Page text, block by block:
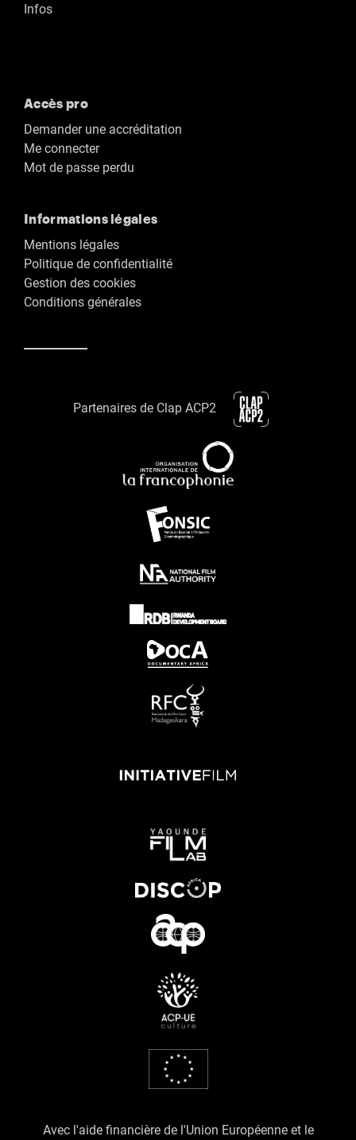
Infos
Accès pro
Demander une accréditation
Me connecter
Mot de passe perdu
Informations légales
Mentions légales
Politique de confidentialité
Gestion des cookies
Conditions générales
Partenaires de Clap ACP2
Avec l'aide financière de l'Union Européenne et le